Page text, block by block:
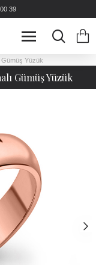
39
Gümüş Yüzük
Gümüş Yüzük